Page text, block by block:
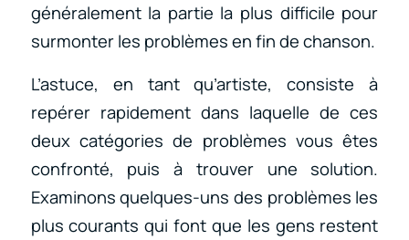
généralement la partie la plus difficile pour
surmonter les problèmes en fin de chanson.
L’astuce, en tant qu’artiste, consiste à
repérer rapidement dans laquelle de ces
deux catégories de problèmes vous êtes
confronté, puis à trouver une solution.
Examinons quelques-uns des problèmes les
plus courants qui font que les gens restent